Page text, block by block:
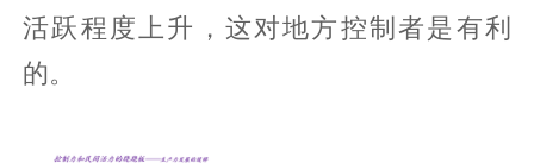
活跃程度上升，这对地方控制者是有利
的。